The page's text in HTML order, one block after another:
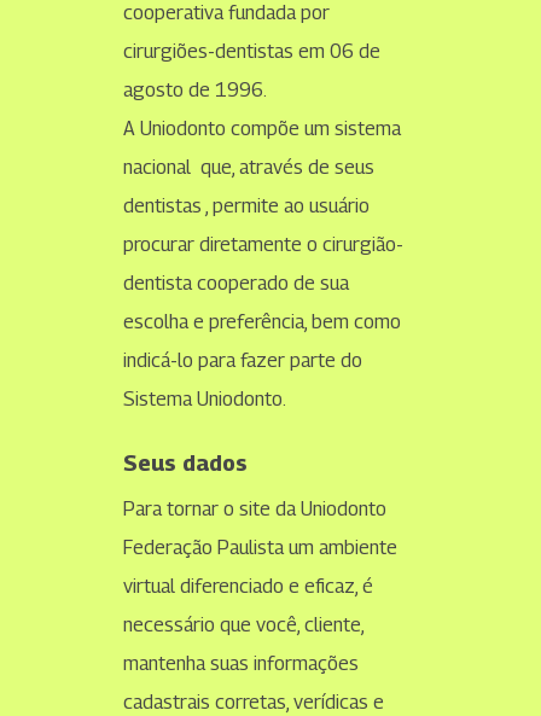
cooperativa fundada por
cirurgiões-dentistas em 06 de
agosto de 1996.
A Uniodonto compõe um sistema
nacional que, através de seus
dentistas , permite ao usuário
procurar diretamente o cirurgião-
dentista cooperado de sua
escolha e preferência, bem como
indicá-lo para fazer parte do
Sistema Uniodonto.
Seus dados
Para tornar o site da Uniodonto
Federação Paulista um ambiente
virtual diferenciado e eficaz, é
necessário que você, cliente,
mantenha suas informações
cadastrais corretas, verídicas e